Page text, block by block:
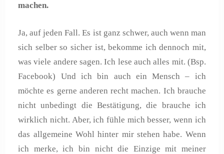
machen.
Ja, auf jeden Fall. Es ist ganz schwer, auch wenn man
sich selber so sicher ist, bekomme ich dennoch mit,
was viele andere sagen. Ich lese auch alles mit. (Bsp.
Facebook) Und ich bin auch ein Mensch – ich
möchte es gerne anderen recht machen. Ich brauche
nicht unbedingt die Bestätigung, die brauche ich
wirklich nicht. Aber, ich fühle mich besser, wenn ich
das allgemeine Wohl hinter mir stehen habe. Wenn
ich merke, ich bin nicht die Einzige mit meiner